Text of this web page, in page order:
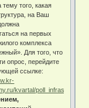
тему того, какая
на Ваш
на первых
комплекса
Для того, что
опрос, перейдите
ссылке:
kvartal/poll_infrastructure/